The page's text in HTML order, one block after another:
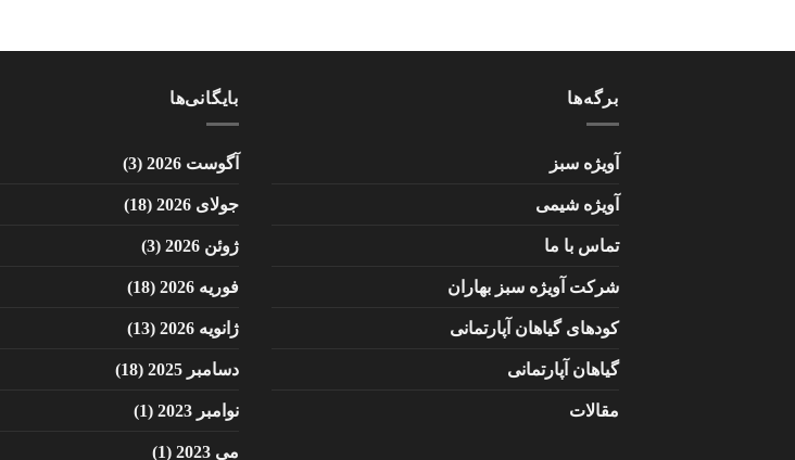
برگه‌ها
آویژه سبز
آویژه شیمی
تماس با ما
شرکت آویژه سبز بهاران
کودهای گیاهان آپارتمانی
گیاهان آپارتمانی
مقالات
بایگانی‌ها
آگوست 2026 (3)
جولای 2026 (18)
ژوئن 2026 (3)
فوریه 2026 (18)
ژانویه 2026 (13)
دسامبر 2025 (18)
نوامبر 2023 (1)
می 2023 (1)